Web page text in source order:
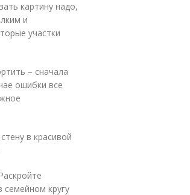
картину надо,
и
участки
– сначала
ошибки все
в красивой
семейном кругу